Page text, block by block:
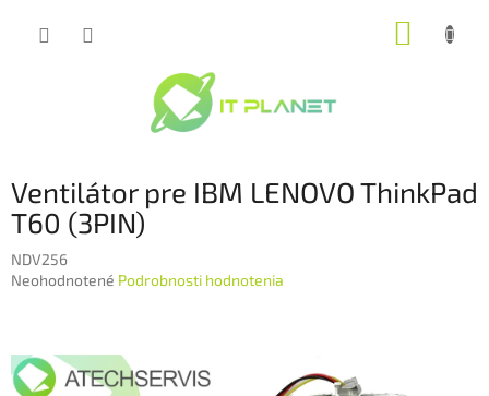
Ventilátor pre IBM LENOVO ThinkPad
T60 (3PIN)
NDV256
Priemerné
0,0
z
Neohodnotené Podrobnosti hodnotenia